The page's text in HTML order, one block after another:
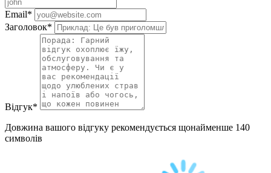
Email*
Заголовок*
Відгук*
Довжина вашого відгуку рекомендується щонайменше 140
символів